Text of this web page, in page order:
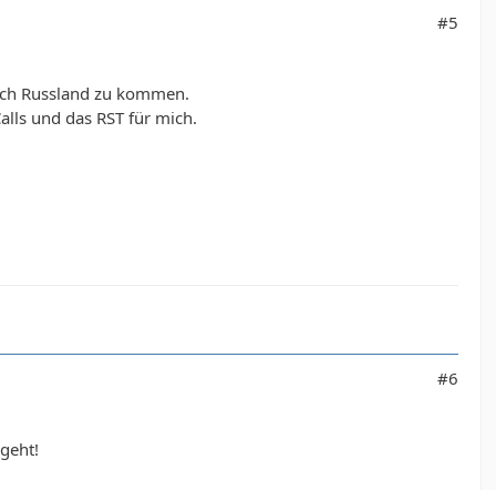
#5
Russland zu kommen.
und das RST für mich.
#6